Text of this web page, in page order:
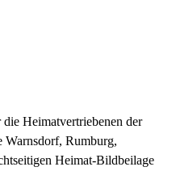
Heimatvertriebenen der
Warnsdorf, Rumburg,
Heimat-Bildbeilage